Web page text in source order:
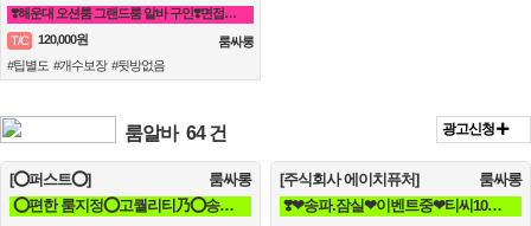
❣️해운대 오션룸 그랜드룸 알바 구인❣️면접비❣️만근비❣️소개비❣️마이킹❣️차비 지원❣️
T/C
120,000원
룸싸롱
#팁별도 #개수보장 #뒷방없음
룸알바 64 건 광고신청
[⭕퍼스트⭕]
룸싸롱
⭕편한 룸지정⭕고퀄리티乃⭕송파구⭕방이동⭕잠실⭕석촌동⭕강남구⭕서초구⭕논현동
[주식회사 에이치퓨처]
룸싸롱
❣️❤송파.잠실❤이벤트중❤티씨10만❤평균10개❤❣️